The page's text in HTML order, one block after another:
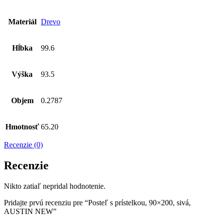
Materiál Drevo
Hĺbka 99.6
Výška 93.5
Objem 0.2787
Hmotnosť 65.20
Recenzie (0)
Recenzie
Nikto zatiaľ nepridal hodnotenie.
Pridajte prvú recenziu pre “Posteľ s prístelkou, 90×200, sivá,
AUSTIN NEW”